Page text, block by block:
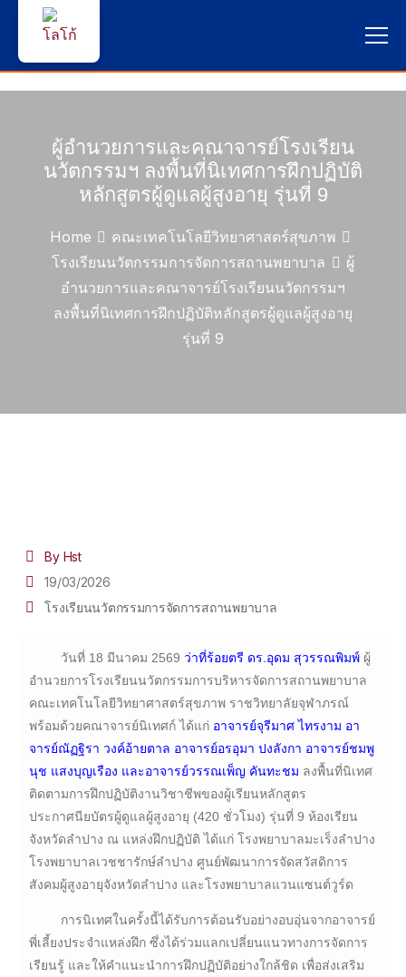
หน้าแรก
ผู้สนใจสมัครเรียน
บริการนักศึกษา
คณาจารย์และบุคลากร
บุคคลทั่วไป
ผู้อำนวยการและคณาจารย์โรงเรียน
นวัตกรรมฯ ลงพื้นที่นิเทศการฝึกปฏิบัติ
หลักสูตรผู้ดูแลผู้สูงอายุ รุ่นที่ 9
Home
คณะเทคโนโลยีวิทยาศาสตร์สุขภาพ
โรงเรียนนวัตกรรมการจัดการสถานพยาบาล
ผู้
อำนวยการและคณาจารย์โรงเรียนนวัตกรรมฯ
ลงพื้นที่นิเทศการฝึกปฏิบัติหลักสูตรผู้ดูแลผู้สูงอายุ
รุ่นที่ 9
By Hst
19/03/2026
โรงเรียนนวัตกรรมการจัดการสถานพยาบาล
วันที่ 18 มีนาคม 2569 ว่าที่ร้อยตรี ดร.อุดม สุวรรณพิมพ์ ผู้
อำนวยการโรงเรียนนวัตกรรมการบริหารจัดการสถานพยาบาล
คณะเทคโนโลยีวิทยาศาสตร์สุขภาพ ราชวิทยาลัยจุฬาภรณ์
พร้อมด้วยคณาจารย์นิเทศก์ ได้แก่ อาจารย์จุรีมาศ ไทรงาม อา
จารย์ณัฏฐิรา วงค์อ้ายตาล อาจารย์อรอุมา ปงลังกา อาจารย์ชมพู
นุช แสงบุญเรือง และอาจารย์วรรณเพ็ญ คันทะชม ลงพื้นที่นิเทศ
ติดตามการฝึกปฏิบัติงานวิชาชีพของผู้เรียนหลักสูตร
ประกาศนียบัตรผู้ดูแลผู้สูงอายุ (420 ชั่วโมง) รุ่นที่ 9 ห้องเรียน
จังหวัดลำปาง ณ แหล่งฝึกปฏิบัติ ได้แก่ โรงพยาบาลมะเร็งลำปาง
โรงพยาบาลเวชชารักษ์ลำปาง ศูนย์พัฒนาการจัดสวัสดิการ
สังคมผู้สูงอายุจังหวัดลำปาง และโรงพยาบาลแวนแซนต์วูร์ด
การนิเทศในครั้งนี้ได้รับการต้อนรับอย่างอบอุ่นจากอาจารย์
พี่เลี้ยงประจำแหล่งฝึก ซึ่งได้ร่วมแลกเปลี่ยนแนวทางการจัดการ
เรียนรู้ และให้คำแนะนำการฝึกปฏิบัติอย่างใกล้ชิด เพื่อส่งเสริม